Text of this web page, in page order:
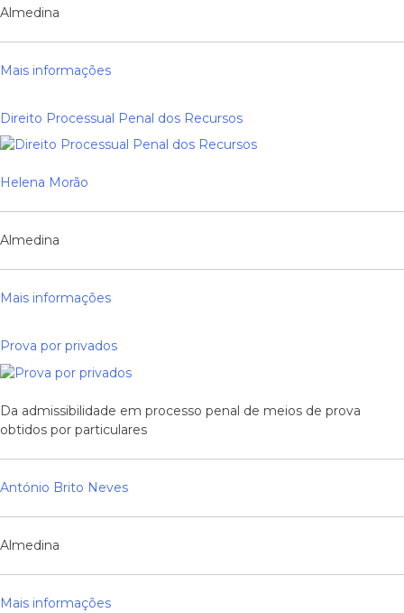
Almedina
Mais informações
Direito Processual Penal dos Recursos
Helena Morão
Almedina
Mais informações
Prova por privados
Da admissibilidade em processo penal de meios de prova
obtidos por particulares
António Brito Neves
Almedina
Mais informações